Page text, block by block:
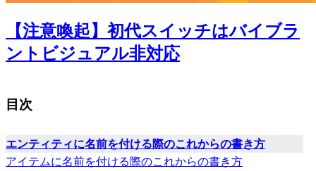
【注意喚起】初代スイッチはバイブラ
ントビジュアル非対応
目次
エンティティに名前を付ける際のこれからの書き方
アイテムに名前を付ける際のこれからの書き方